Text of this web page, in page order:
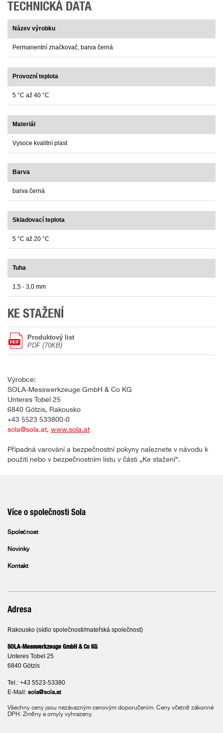
TECHNICKÁ DATA
Název výrobku
Permanentní značkovač, barva černá
Provozní teplota
5 °C až 40 °C
Materiál
Vysoce kvalitní plast
Barva
barva černá
Skladovací teplota
5 °C až 20 °C
Tuha
1,5 - 3,0 mm
KE STAŽENÍ
Produktový list
PDF (70KB)
Výrobce:
SOLA-Messwerkzeuge GmbH & Co KG
Unteres Tobel 25
6840 Götzis, Rakousko
+43 5523 533800-0
sola@sola.at, www.sola.at
Případná varování a bezpečnostní pokyny naleznete v návodu k
použití nebo v bezpečnostním listu v části „Ke stažení“.
Více o společnosti Sola
Společnost
Novinky
Kontakt
Adresa
Rakousko (sídlo společnosti/mateřská společnost)
SOLA-Messwerkzeuge GmbH & Co KG
Unteres Tobel 25
6840 Götzis
Tel.: +43 5523-53380
E-Mail: sola@sola.at
Všechny ceny jsou nezávazným cenovým doporučením. Ceny včetně zákonné
DPH. Změny a omyly vyhrazeny.